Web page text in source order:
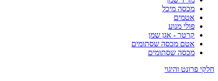
מכסה מיכל
אטמים
פולי מנוע
קרטר - אגן שמן
אטם מכסה שסתומים
מכסה שסתומים
חלקי פרונט והיגוי